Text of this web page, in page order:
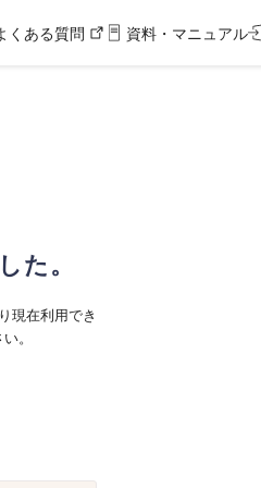
くある質問 資料・マニュアル
た。
現在利用でき
。